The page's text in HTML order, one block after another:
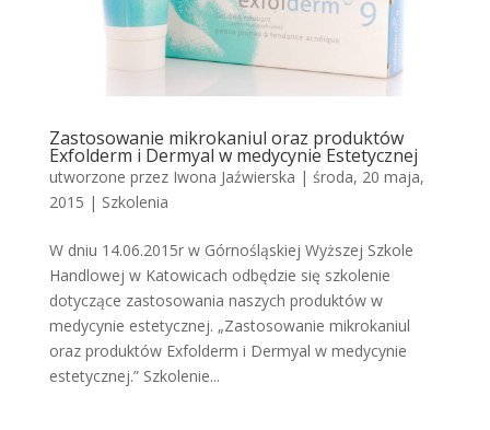
Zastosowanie mikrokaniul oraz produktów
Exfolderm i Dermyal w medycynie Estetycznej
utworzone przez Iwona Jaźwierska | środa, 20 maja,
2015 | Szkolenia
W dniu 14.06.2015r w Górnośląskiej Wyższej Szkole
Handlowej w Katowicach odbędzie się szkolenie
dotyczące zastosowania naszych produktów w
medycynie estetycznej. „Zastosowanie mikrokaniul
oraz produktów Exfolderm i Dermyal w medycynie
estetycznej.” Szkolenie...